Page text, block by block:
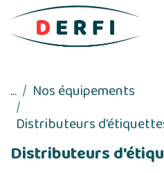
Se rendre au contenu
...
Nos équipements
Distributeurs
Distributeurs